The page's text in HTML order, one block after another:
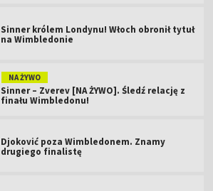
Sinner królem Londynu! Włoch obronił tytuł
na Wimbledonie
NA ŻYWO
Sinner – Zverev [NA ŻYWO]. Śledź relację z
finału Wimbledonu!
Djoković poza Wimbledonem. Znamy
drugiego finalistę